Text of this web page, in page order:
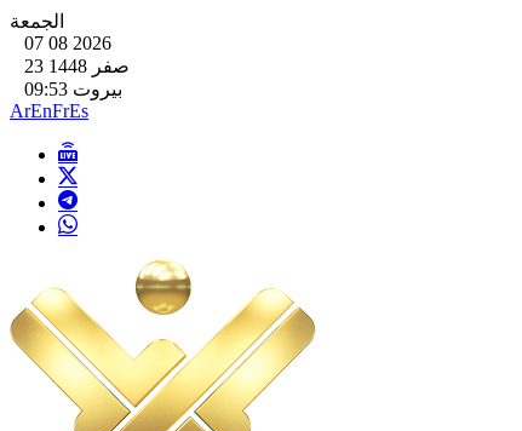
07 08 2026
بيروت 09:53
ArEnFrEs